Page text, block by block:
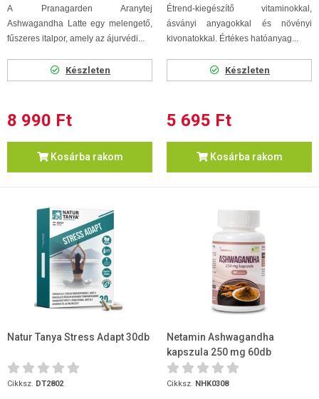
A Pranagarden Aranytej
Ashwagandha Latte egy melengető,
fűszeres italpor, amely az ájurvédi...
Készleten
8 990 Ft
Kosárba rakom
Étrend-kiegészítő vitaminokkal,
ásványi anyagokkal és növényi
kivonatokkal. Értékes hatóanyag...
Készleten
5 695 Ft
Kosárba rakom
Natur Tanya Stress Adapt 30db
Cikksz. DT2802
Netamin Ashwagandha
kapszula 250 mg 60db
Cikksz. NHK0308